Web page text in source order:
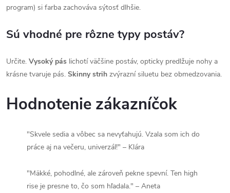
program) si farba zachováva sýtosť dlhšie.
Sú vhodné pre rôzne typy postáv?
Určite. Vysoký pás lichotí väčšine postáv, opticky predlžuje nohy a
krásne tvaruje pás. Skinny strih zvýrazní siluetu bez obmedzovania.
Hodnotenie zákazníčok
"Skvele sedia a vôbec sa nevyťahujú. Vzala som ich do
práce aj na večeru, univerzál!" – Klára
"Mäkké, pohodlné, ale zároveň pekne spevní. Ten high
rise je presne to, čo som hľadala." – Aneta